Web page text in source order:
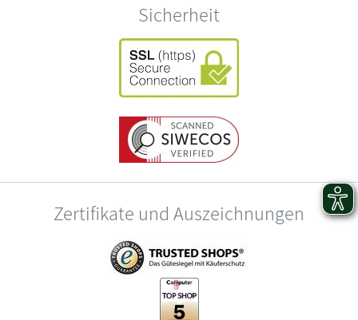
Sicherheit
Zertifikate und Auszeichnungen